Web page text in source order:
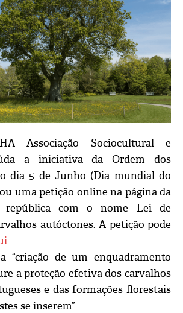
Associação Sociocultural e
a iniciativa da Ordem dos
dia 5 de Junho (Dia mundial do
uma petição online na página da
república com o nome Lei de
autóctones. A petição pode
“criação de um enquadramento
a proteção efetiva dos carvalhos
e das formações florestais
se inserem”